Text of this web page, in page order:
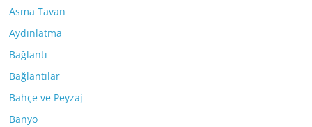
Asma Tavan
Aydınlatma
Bağlantı
Bağlantılar
Bahçe ve Peyzaj
Banyo